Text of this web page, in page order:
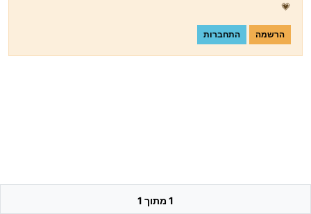
💗
הרשמה התחברות
1 מתוך 1